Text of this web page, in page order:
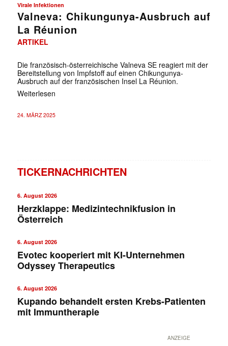
Virale Infektionen
Valneva: Chikungunya-Ausbruch auf
La Réunion
ARTIKEL
Die französisch-österreichische Valneva SE reagiert mit der
Bereitstellung von Impfstoff auf einen Chikungunya-
Ausbruch auf der französischen Insel La Réunion.
Weiterlesen
24. MÄRZ 2025
TICKERNACHRICHTEN
6. August 2026
Herzklappe: Medizintechnikfusion in
Österreich
6. August 2026
Evotec kooperiert mit KI-Unternehmen
Odyssey Therapeutics
6. August 2026
Kupando behandelt ersten Krebs-Patienten
mit Immuntherapie
ANZEIGE